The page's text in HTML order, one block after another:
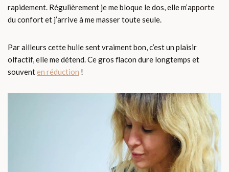
rapidement. Régulièrement je me bloque le dos, elle m’apporte
du confort et j’arrive à me masser toute seule.
Par ailleurs cette huile sent vraiment bon, c’est un plaisir
olfactif, elle me détend. Ce gros flacon dure longtemps et
souventen réduction !